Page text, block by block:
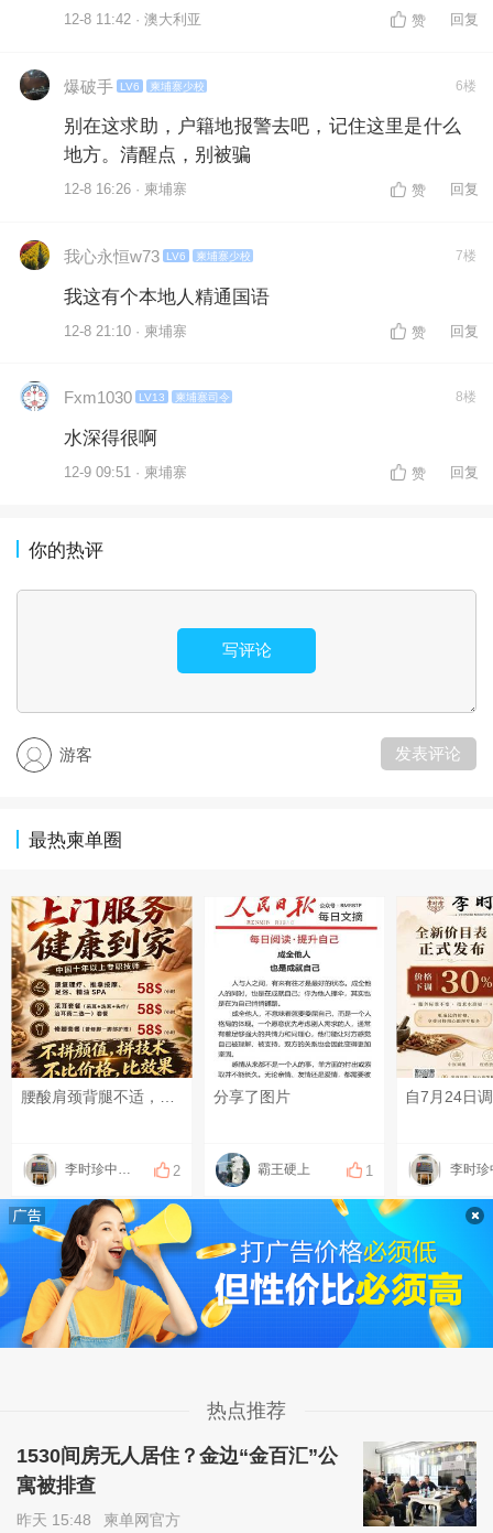
12-8 11:42 · 澳大利亚 赞 回复
爆破手 LV6 柬埔寨少校 6楼
别在这求助，户籍地报警去吧，记住这里是什么
地方。清醒点，别被骗
12-8 16:26 · 柬埔寨 赞 回复
我心永恒w73 LV6 柬埔寨少校 7楼
我这有个本地人精通国语
12-8 21:10 · 柬埔寨 赞 回复
Fxm1030 LV13 柬埔寨司令 8楼
水深得很啊
12-9 09:51 · 柬埔寨 赞 回复
你的热评
写评论
游客 发表评论
最热柬单圈
腰酸肩颈背腿不适，可以上门做康复理疗！ 扭伤、脱臼、错位，可以上门做正骨！ 放松、疏通调理，可以上门做足疗、精油和指压按摩！ 采耳、修脚都可以上门服务啦！ 十年以上专职、专业技师！ 服务开始计时，结束下钟！ 明明白白消费，技术质量等同店内！ 地址：钻石岛凯旋门广场 预约热线：0883566234（飞机同号）#每天发条柬单圈# #发点什么吧，万一火了呢~# #晒一晒你身边的烟火气#
2
分享了图片
霸王硬上 1
热点推荐
1530间房无人居住？金边“金百汇”公
寓被排查
昨天 15:48 柬单网官方